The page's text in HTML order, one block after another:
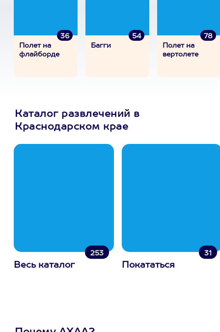
36
Полет на
флайборде
54
Багги
78
Полет на
вертолете
Каталог развлечений в
Краснодарском крае
253
Весь каталог
31
Покататься